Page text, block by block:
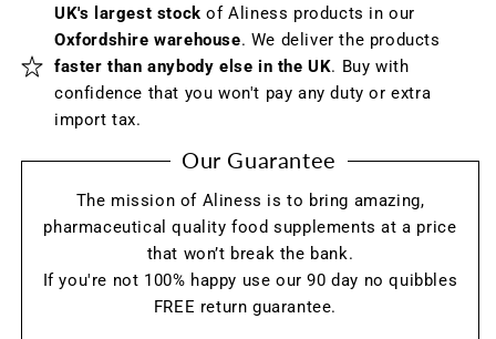
UK's largest stock of Aliness products in our
Oxfordshire warehouse. We deliver the products
faster than anybody else in the UK. Buy with
confidence that you won't pay any duty or extra
import tax.
Our Guarantee
The mission of Aliness is to bring amazing,
pharmaceutical quality food supplements at a price
that won’t break the bank.
If you're not 100% happy use our 90 day no quibbles
FREE return guarantee.